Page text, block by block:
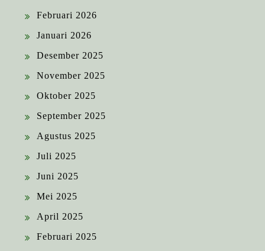
Februari 2026
Januari 2026
Desember 2025
November 2025
Oktober 2025
September 2025
Agustus 2025
Juli 2025
Juni 2025
Mei 2025
April 2025
Februari 2025